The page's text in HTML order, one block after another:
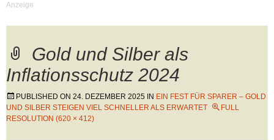
Gold und Silber als
Inflationsschutz 2024
PUBLISHED ON 24. DEZEMBER 2025 IN EIN FEST FÜR SPARER – GOLD
UND SILBER STEIGEN VIEL SCHNELLER ALS ERWARTET
FULL
RESOLUTION (620 × 412)